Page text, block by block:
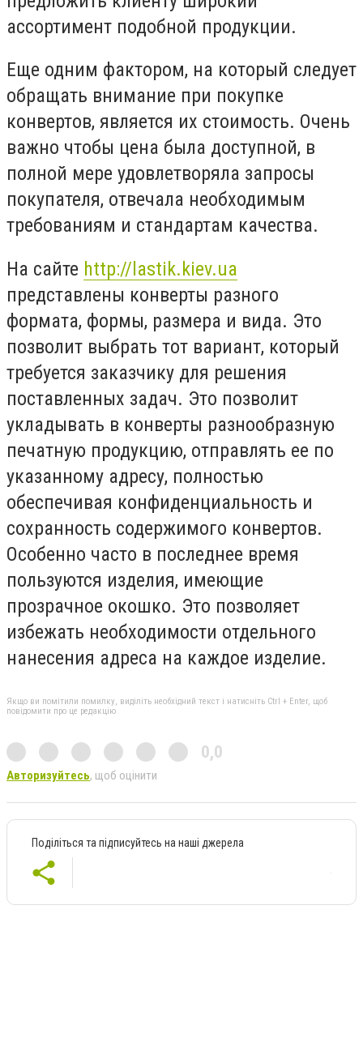
ассортимент подобной продукции.
Еще одним фактором, на который следует
обращать внимание при покупке
конвертов, является их стоимость. Очень
важно чтобы цена была доступной, в
полной мере удовлетворяла запросы
покупателя, отвечала необходимым
требованиям и стандартам качества.
На сайте http://lastik.kiev.ua
представлены конверты разного
формата, формы, размера и вида. Это
позволит выбрать тот вариант, который
требуется заказчику для решения
поставленных задач. Это позволит
укладывать в конверты разнообразную
печатную продукцию, отправлять ее по
указанному адресу, полностью
обеспечивая конфиденциальность и
сохранность содержимого конвертов.
Особенно часто в последнее время
пользуются изделия, имеющие
прозрачное окошко. Это позволяет
избежать необходимости отдельного
нанесения адреса на каждое изделие.
Якщо ви помітили помилку, виділіть необхідний текст і натисніть Ctrl + Enter, щоб
повідомити про це редакцію
0,0
Авторизуйтесь, щоб оцінити
Поділіться та підписуйтесь на наші джерела